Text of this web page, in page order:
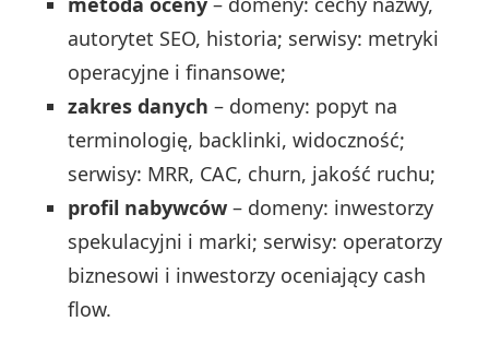
autorytet SEO, historia; serwisy: metryki
operacyjne i finansowe;
zakres danych – domeny: popyt na
terminologię, backlinki, widoczność;
serwisy: MRR, CAC, churn, jakość ruchu;
profil nabywców – domeny: inwestorzy
spekulacyjni i marki; serwisy: operatorzy
biznesowi i inwestorzy oceniający cash
flow.